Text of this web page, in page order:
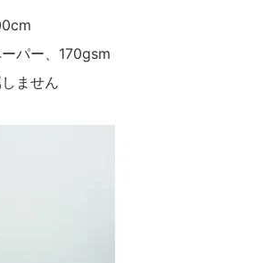
パー、170gsm
ません